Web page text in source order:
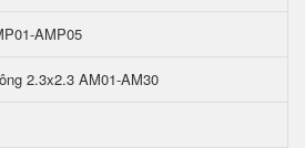
AMP05
2.3x2.3 AM01-AM30